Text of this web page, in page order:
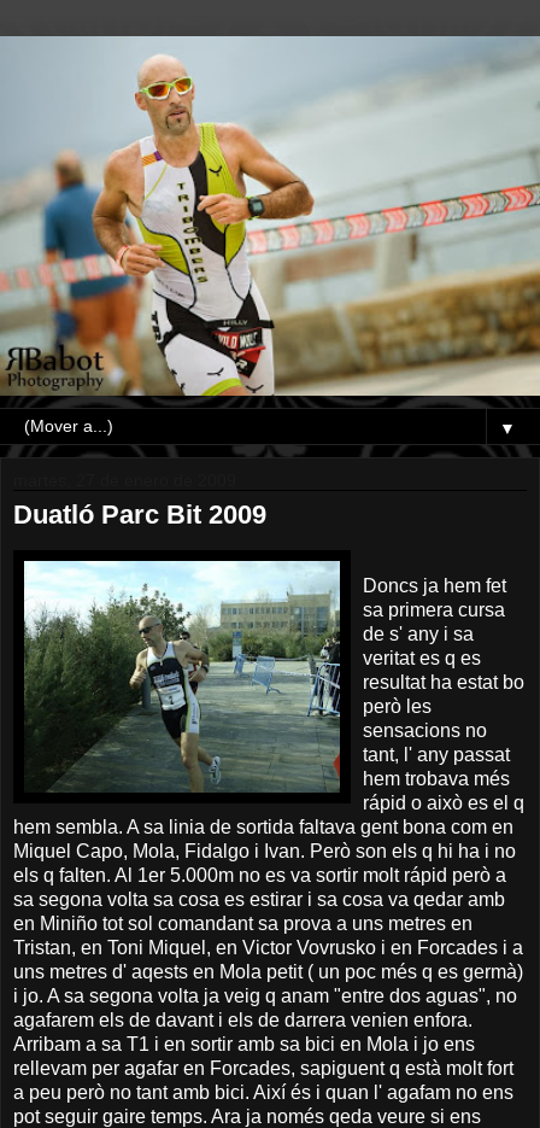
▼
Duatló Parc Bit 2009
Doncs ja hem fet
sa primera cursa
de s' any i sa
veritat es q es
resultat ha estat bo
però les
sensacions no
tant, l' any passat
hem trobava més
rápid o això es el q
hem sembla. A sa linia de sortida faltava gent bona com en
Miquel Capo, Mola, Fidalgo i Ivan. Però son els q hi ha i no
els q falten. Al 1er 5.000m no es va sortir molt rápid però a
sa segona volta sa cosa es estirar i sa cosa va qedar amb
en Miniño tot sol comandant sa prova a uns metres en
Tristan, en Toni Miquel, en Victor Vovrusko i en Forcades i a
uns metres d' aqests en Mola petit ( un poc més q es germà)
i jo. A sa segona volta ja veig q anam "entre dos aguas", no
agafarem els de davant i els de darrera venien enfora.
Arribam a sa T1 i en sortir amb sa bici en Mola i jo ens
rellevam per agafar en Forcades, sapiguent q està molt fort
a peu però no tant amb bici. Així és i quan l' agafam no ens
pot seguir gaire temps. Ara ja només qeda veure si ens